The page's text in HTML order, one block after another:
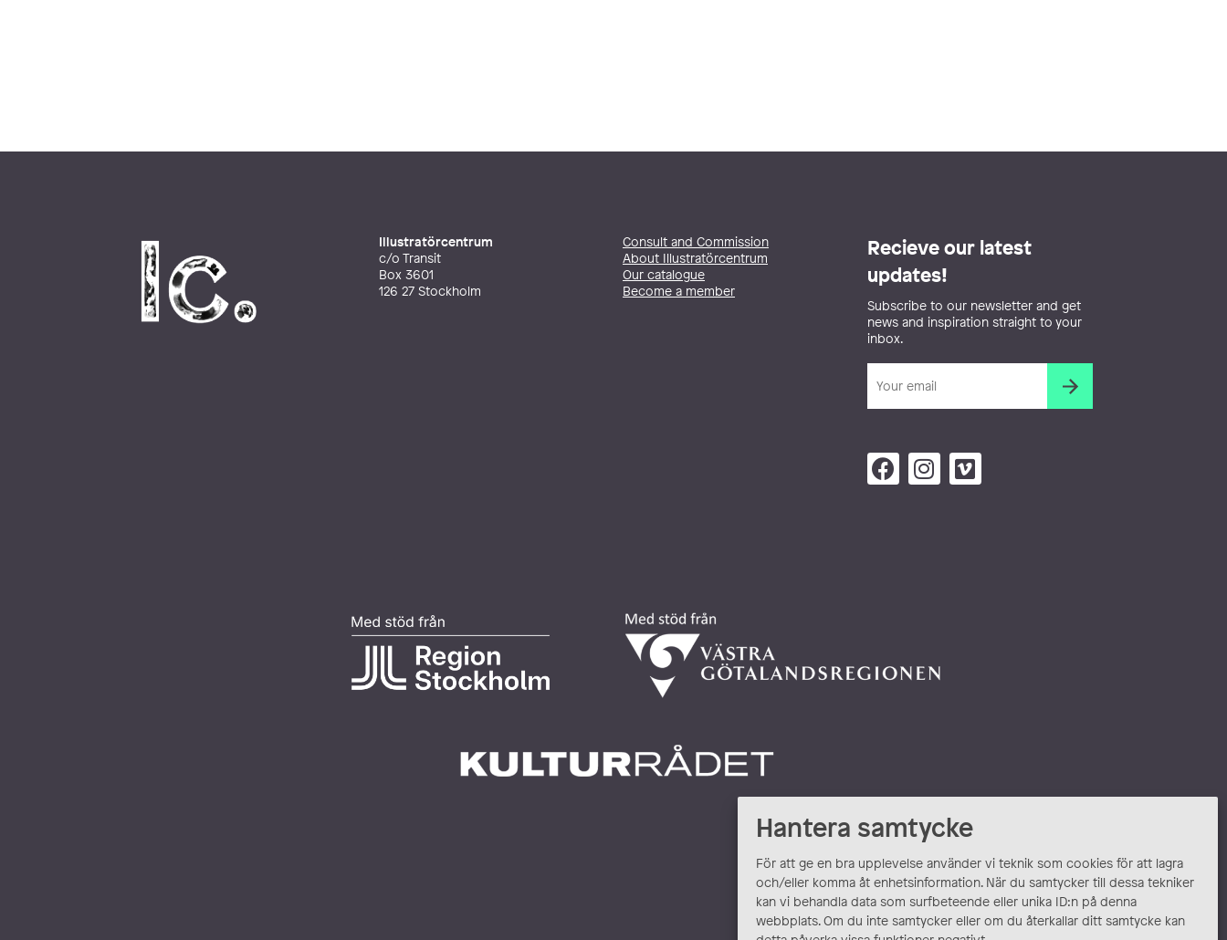
Hantera samtycke
För att ge en bra upplevelse använder vi teknik som cookies för att lagra
och/eller komma åt enhetsinformation. När du samtycker till dessa tekniker
kan vi behandla data som surfbeteende eller unika ID:n på denna
webbplats. Om du inte samtycker eller om du återkallar ditt samtycke kan
Illustratörcentrum
c/o Transit
Box 3601
126 27 Stockholm
Consult and Commission
About Illustratörcentrum
Our catalogue
Become a member
Recieve our latest
updates!
Subscribe to our newsletter and get
news and inspiration straight to your
inbox.